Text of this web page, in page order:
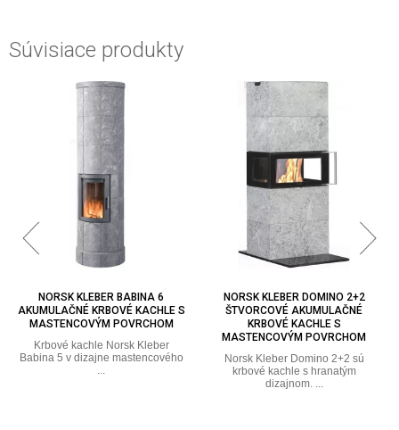
Súvisiace produkty
NORSK KLEBER DOMINO 2+2
ŠTVORCOVÉ AKUMULAČNÉ
KRBOVÉ KACHLE S
Norsk Kleber Domino 2+2 sú
krbové kachle s hranatým
NORSK KLEBER DOMINO 2+3
AKUMULAČNÉ KRBOVÉ KACHLE
SO ŠTVORCOVÝM DIZAJNOM
Norsk Kleber Domino 2+3
akumulačné krbové kachle so
štvorcovým ...